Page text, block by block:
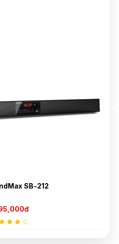
DELL SE2425HM 24"